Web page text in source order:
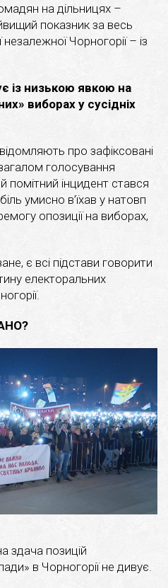
на дільницях –
показник за весь
Чорногорії – із
із низькою явкою на
виборах у сусідніх
про зафіксовані
голосування
інцидент стався
умисно в’їхав у натовп
опозиції на виборах,
є всі підстави говорити
електоральних
здача позицій
в Чорногорії не дивує.